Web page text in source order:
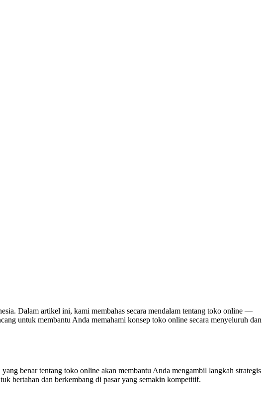
Dalam artikel ini, kami membahas secara mendalam tentang toko online —
untuk membantu Anda memahami konsep toko online secara menyeluruh dan
benar tentang toko online akan membantu Anda mengambil langkah strategis
bertahan dan berkembang di pasar yang semakin kompetitif.